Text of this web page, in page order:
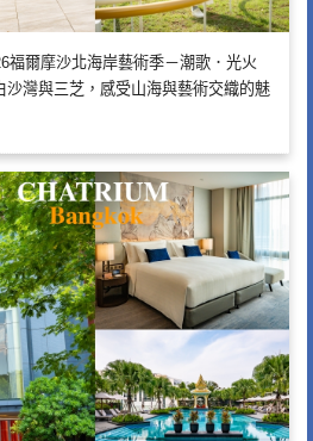
福爾摩沙北海岸藝術季－潮歌．光火
沙灣與三芝，感受山海與藝術交織的魅